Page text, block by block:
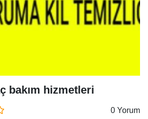
bakım hizmetleri
0 Yorum